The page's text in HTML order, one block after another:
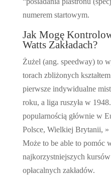
numerem startowym.
Jak Mogę
Watts Zakładach?
Żużel (ang. speedway) to
torach zbliżonych
pierwsze indywidualne
roku, a liga ruszyła w
popularnością głównie w
Polsce, Wielkiej Brytanii,
Może to be able to pomóc
najkorzystniejszych
opłacalnych zakładów.